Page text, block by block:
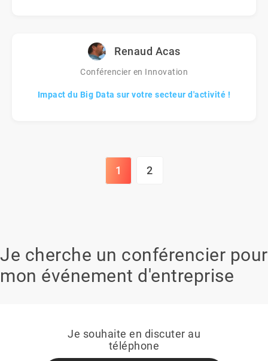
Renaud Acas
Conférencier en Innovation
Impact du Big Data sur votre secteur d'activité !
1 2
Je cherche un conférencier pour
mon événement d'entreprise
Je souhaite en discuter au
téléphone